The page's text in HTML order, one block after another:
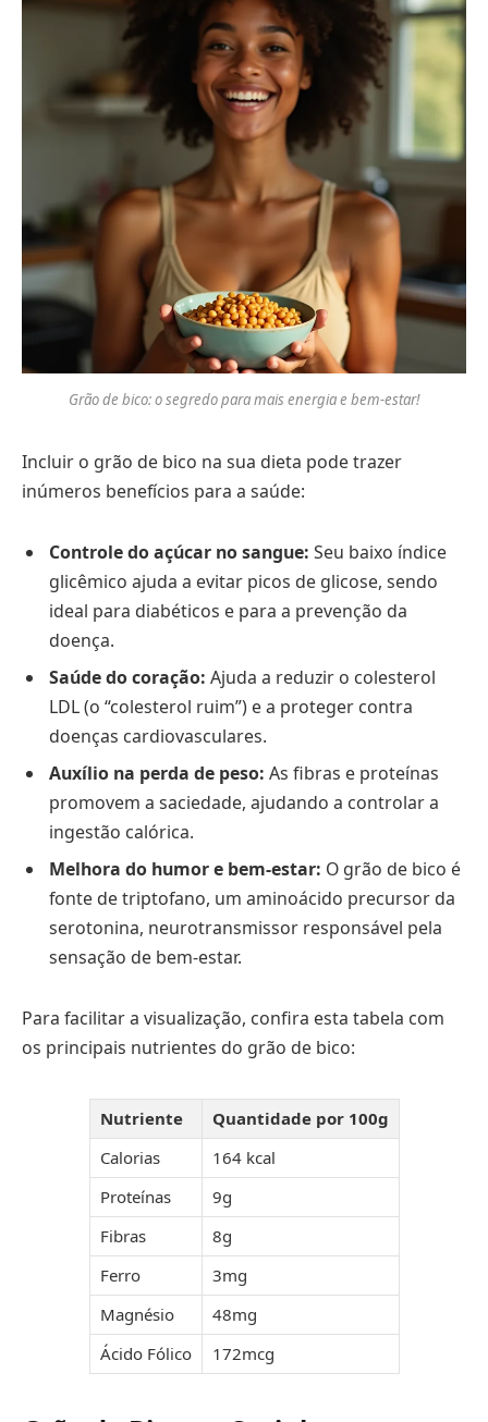
Grão de bico: o segredo para mais energia e bem-estar!
Incluir o grão de bico na sua dieta pode trazer
inúmeros benefícios para a saúde:
Controle do açúcar no sangue: Seu baixo índice
glicêmico ajuda a evitar picos de glicose, sendo
ideal para diabéticos e para a prevenção da
doença.
Saúde do coração: Ajuda a reduzir o colesterol
LDL (o “colesterol ruim”) e a proteger contra
doenças cardiovasculares.
Auxílio na perda de peso: As fibras e proteínas
promovem a saciedade, ajudando a controlar a
ingestão calórica.
Melhora do humor e bem-estar: O grão de bico é
fonte de triptofano, um aminoácido precursor da
serotonina, neurotransmissor responsável pela
sensação de bem-estar.
Para facilitar a visualização, confira esta tabela com
os principais nutrientes do grão de bico:
Nutriente
Quantidade por 100g
Calorias
164 kcal
Proteínas
9g
Fibras
8g
Ferro
3mg
Magnésio
48mg
Ácido Fólico
172mcg